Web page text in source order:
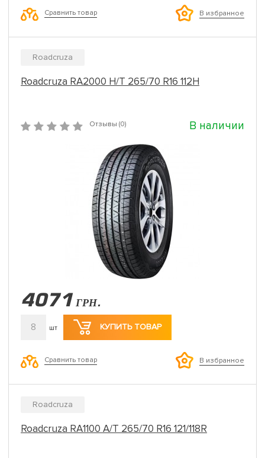
Сравнить товар В избранное
Roadcruza
Roadcruza RA2000 H/T 265/70 R16 112H
Отзывы (0) В наличии
4071 ГРН.
8 шт КУПИТЬ ТОВАР
Сравнить товар В избранное
Roadcruza
Roadcruza RA1100 A/T 265/70 R16 121/118R